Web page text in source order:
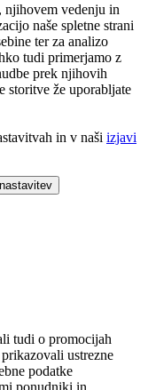
njihovem vedenju in
naše spletne strani
ter za analizo
tudi primerjamo z
prek njihovih
storitve že uporabljate
in v naši izjavi
tudi o promocijah
ustrezne
podatke
ponudniki in